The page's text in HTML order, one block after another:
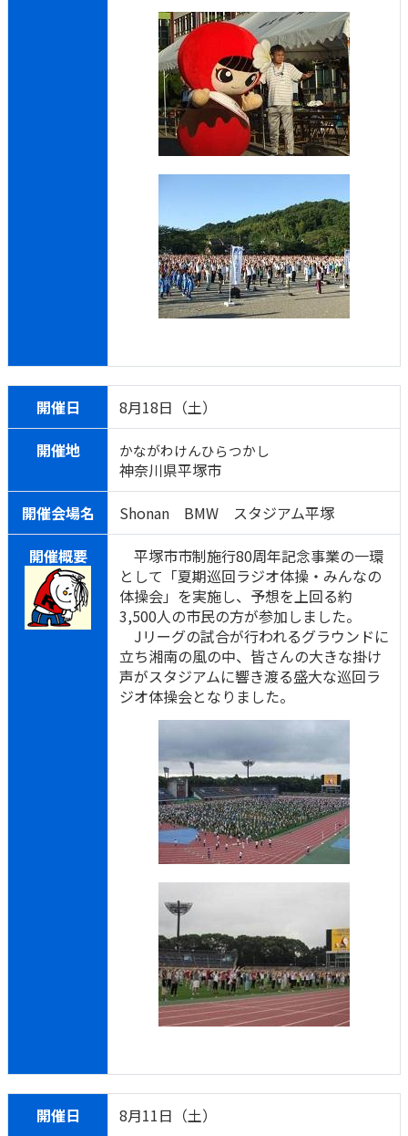
開催日
8月18日（土）
開催地
かながわけんひらつかし
神奈川県平塚市
開催会場名
Shonan BMW スタジアム平塚
開催概要
平塚市市制施行80周年記念事業の一環
として「夏期巡回ラジオ体操・みんなの
体操会」を実施し、予想を上回る約
3,500人の市民の方が参加しました。
Jリーグの試合が行われるグラウンドに
立ち湘南の風の中、皆さんの大きな掛け
声がスタジアムに響き渡る盛大な巡回ラ
ジオ体操会となりました。
開催日
8月11日（土）